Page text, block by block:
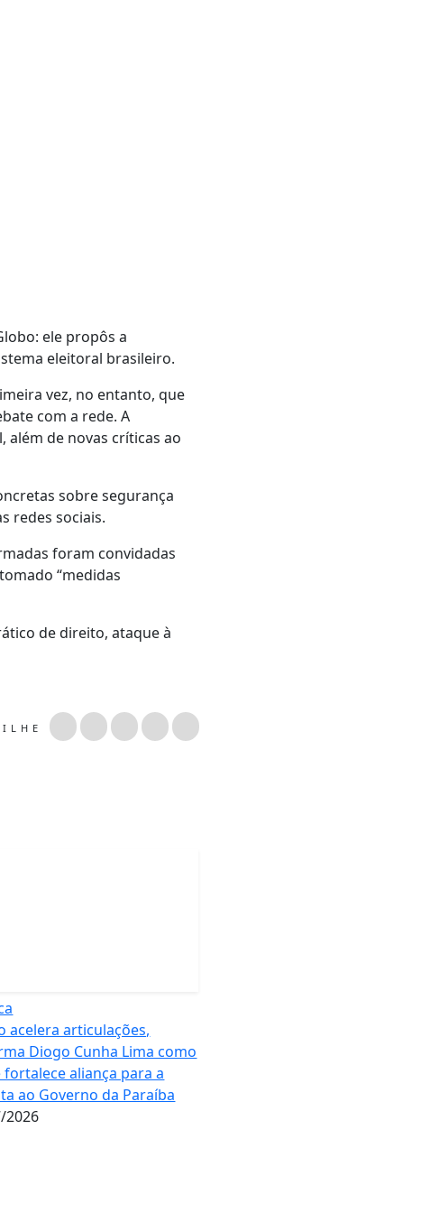
ele propôs a
eleitoral brasileiro.
vez, no entanto, que
com a rede. A
além de novas críticas ao
sobre segurança
redes sociais.
foram convidadas
“medidas
de direito, ataque à
acelera articulações,
Diogo Cunha Lima como
fortalece aliança para a
ao Governo da Paraíba
2026